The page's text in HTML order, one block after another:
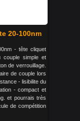
20-100nm
- tête cliquet
couple simple et
de verrouillage.
de couple lors
- lisibilite du
- compact et
et pourrais très
de compétition